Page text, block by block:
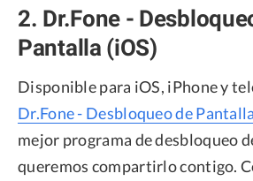
2. Dr.Fone -
Pantalla (iOS)
Disponible para iOS, iPhone y
Dr.Fone - Desbloqueo de Pantalla
mejor programa de desbloqueo
queremos compartirlo contigo.